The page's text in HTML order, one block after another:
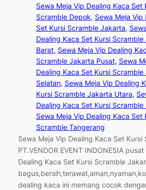
Sewa Meja Vip Dealing Kaca Set
Scramble Depok, Sewa Meja Vip
Set Kursi Scramble Jakarta,
Dealing Kaca Set Kursi
Barat, Sewa Meja Vip Dealing
Scramble Jakarta Pusat, Sewa
Dealing Kaca Set Kursi
Selatan, Sewa Meja Vip Dealing
Kursi Scramble Jakarta Utara,
Dealing Kaca Set Kursi Scramble
Sewa Meja Vip Dealing Kaca Set
Scramble Tangerang
Sewa Meja Vip Dealing Kaca Set
PT.VENDOR EVENT INDONESIA
Dealing Kaca Set Kursi Scramble
dealing kaca ini memang cocok